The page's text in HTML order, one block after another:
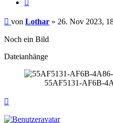
Beitrag
von Lothar » 26. Nov 2023,
Noch ein Bild
Dateianhänge
55AF5131-AF6B-